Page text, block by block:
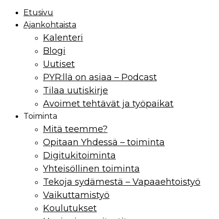
Etusivu
Ajankohtaista
Kalenteri
Blogi
Uutiset
PYR:llä on asiaa – Podcast
Tilaa uutiskirje
Avoimet tehtävät ja työpaikat
Toiminta
Mitä teemme?
Opitaan Yhdessä – toiminta
Digitukitoiminta
Yhteisöllinen toiminta
Tekoja sydämestä – Vapaaehtoistyö
Vaikuttamistyö
Koulutukset